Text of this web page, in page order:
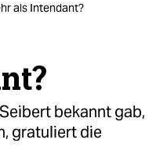
als Intendant?
bekannt gab,
gratuliert die